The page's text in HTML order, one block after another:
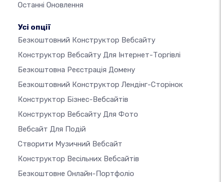
Останні Оновлення
Усі опції
Безкоштовний Конструктор Вебсайту
Конструктор Вебсайту Для Інтернет-Торгівлі
Безкоштовна Реєстрація Домену
Безкоштовний Конструктор Лендінг-Сторінок
Конструктор Бізнес-Вебсайтів
Конструктор Вебсайту Для Фото
Вебсайт Для Подій
Створити Музичний Вебсайт
Конструктор Весільних Вебсайтів
Безкоштовне Онлайн-Портфоліо